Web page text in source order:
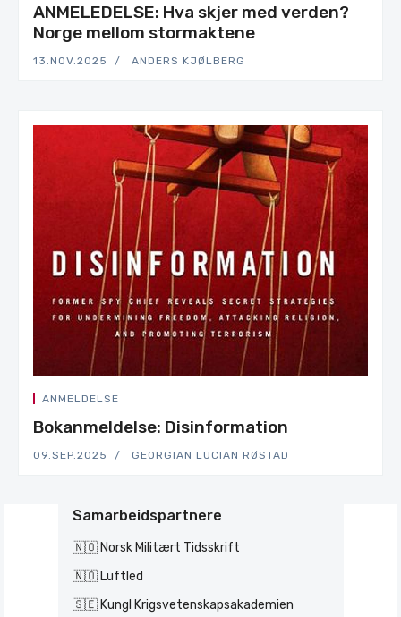
ANMELEDELSE: Hva skjer med verden?
Norge mellom stormaktene
13.NOV.2025 ANDERS KJØLBERG
ANMELDELSE
Bokanmeldelse: Disinformation
09.SEP.2025 GEORGIAN LUCIAN RØSTAD
Samarbeidspartnere
🇳🇴 Norsk Militært Tidsskrift
🇳🇴 Luftled
🇸🇪 Kungl Krigsvetenskapsakademien